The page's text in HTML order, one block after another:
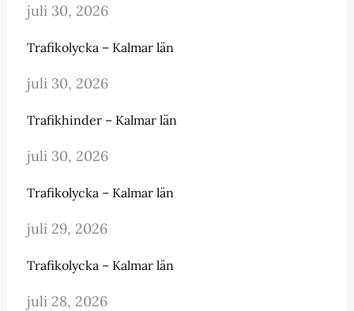
juli 30, 2026
Trafikolycka – Kalmar län
juli 30, 2026
Trafikhinder – Kalmar län
juli 30, 2026
Trafikolycka – Kalmar län
juli 29, 2026
Trafikolycka – Kalmar län
juli 28, 2026